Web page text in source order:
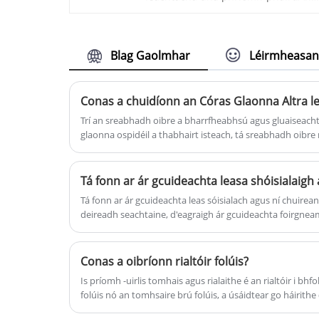
Blag Gaolmhar
Trí an sreabhadh oibre a bharrfheabhsú agus gluaiseacht gan ghá a
glaonna ospidéil a thabhairt isteach, tá sreabhadh
Tá fonn ar ár gcuideachta leas sóisialach agus ní
deireadh seachtaine, d'eagraigh ár gcuideachta
le daoine, cabhróimid le clárú, piocadh suas leigheas,
phróiseas foghlama go leor, beidh mé ag cuimhneamh
Conas a oibríonn rialtóir folúis?
Is príomh -uirlis tomhais agus rialaithe é an rialtóir i
folúis nó an tomhsaire brú folúis, a úsáidtear go